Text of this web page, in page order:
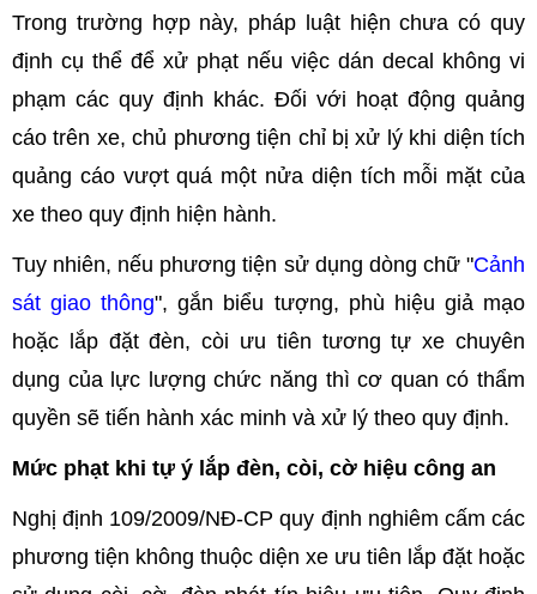
Trong trường hợp này, pháp luật hiện chưa có quy
định cụ thể để xử phạt nếu việc dán decal không vi
phạm các quy định khác. Đối với hoạt động quảng
cáo trên xe, chủ phương tiện chỉ bị xử lý khi diện tích
quảng cáo vượt quá một nửa diện tích mỗi mặt của
xe theo quy định hiện hành.
Tuy nhiên, nếu phương tiện sử dụng dòng chữ "Cảnh
sát giao thông", gắn biểu tượng, phù hiệu giả mạo
hoặc lắp đặt đèn, còi ưu tiên tương tự xe chuyên
dụng của lực lượng chức năng thì cơ quan có thẩm
quyền sẽ tiến hành xác minh và xử lý theo quy định.
Mức phạt khi tự ý lắp đèn, còi, cờ hiệu công an
Nghị định 109/2009/NĐ-CP quy định nghiêm cấm các
phương tiện không thuộc diện xe ưu tiên lắp đặt hoặc